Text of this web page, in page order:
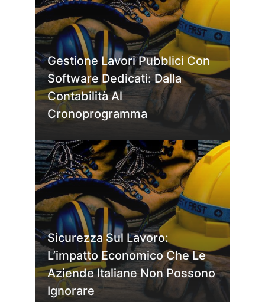
Gestione Lavori Pubblici Con
Software Dedicati: Dalla
Contabilità Al
Cronoprogramma
Sicurezza Sul Lavoro:
L’impatto Economico Che Le
Aziende Italiane Non Possono
Ignorare